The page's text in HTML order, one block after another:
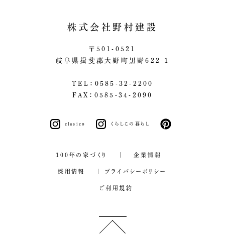
株式会社野村建設
〒501-0521
岐阜県揖斐郡大野町黒野622-1
TEL：0585-32-2200
FAX：0585-34-2090
clasico くらしこの暮らし
100年の家づくり 企業情報
採用情報 プライバシーポリシー
ご利用規約